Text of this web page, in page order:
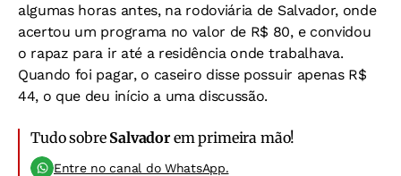
algumas horas antes, na rodoviária de Salvador, onde
acertou um programa no valor de R$ 80, e convidou
o rapaz para ir até a residência onde trabalhava.
Quando foi pagar, o caseiro disse possuir apenas R$
44, o que deu início a uma discussão.
Tudo sobre Salvadorem primeira mão!
Entre no canal do WhatsApp.